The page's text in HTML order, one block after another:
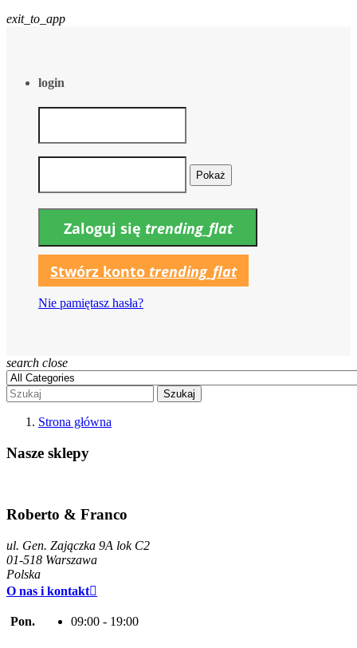
exit_to_app
login
Pokaż
Zaloguj się trending_flat
Stwórz konto trending_flat
Nie pamiętasz hasła?
search close
Szukaj
Strona główna
Nasze sklepy
Roberto & Franco
ul. Gen. Zajączka 9A lok C2
01-518 Warszawa
Polska
O nas i kontakt
Pon. 09:00 - 19:00